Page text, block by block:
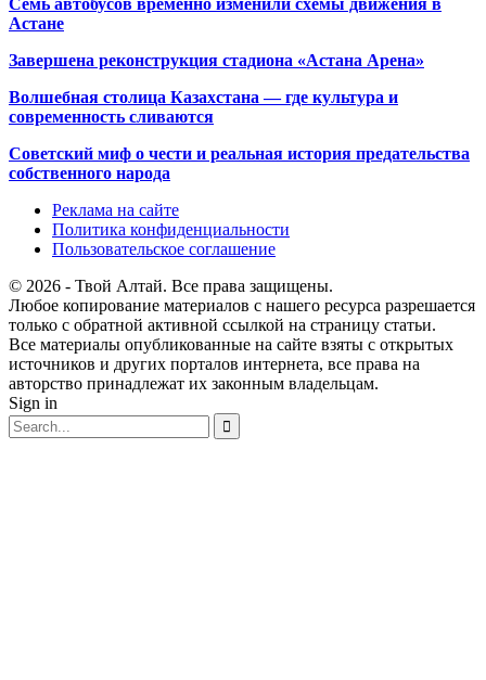
Астане
Завершена реконструкция стадиона «Астана Арена»
Волшебная столица Казахстана — где культура и
современность сливаются
Советский миф о чести и реальная история предательства
собственного народа
Реклама на сайте
Политика конфиденциальности
Пользовательское соглашение
© 2026 - Твой Алтай. Все права защищены.
Любое копирование материалов с нашего ресурса разрешается
только с обратной активной ссылкой на страницу статьи.
Все материалы опубликованные на сайте взяты с открытых
источников и других порталов интернета, все права на
авторство принадлежат их законным владельцам.
Sign in